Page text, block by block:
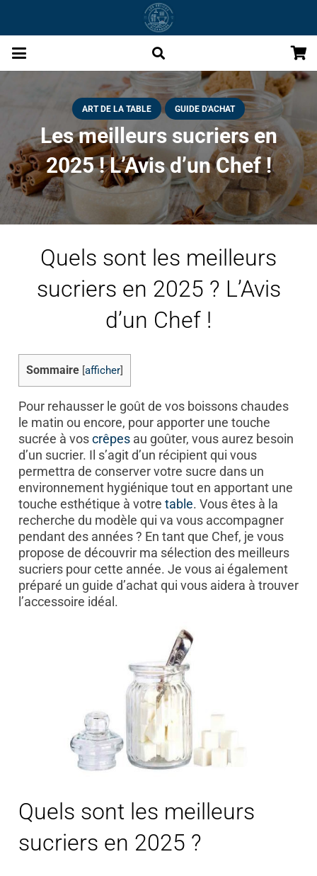
ART DE LA TABLE GUIDE D'ACHAT
Les meilleurs sucriers en
2025 ! L’Avis d’un Chef !
Quels sont les meilleurs
sucriers en 2025 ? L’Avis
d’un Chef !
Sommaire afficher]
Pour rehausser le goût de vos boissons chaudes
le matin ou encore, pour apporter une touche
sucrée à voscrêpesau goûter, vous aurez besoin
d’un sucrier. Il s’agit d’un récipient qui vous
permettra de conserver votre sucre dans un
environnement hygiénique tout en apportant une
touche esthétique à votre table. Vous êtes à la
recherche du modèle qui va vous accompagner
pendant des années ? En tant que Chef, je vous
propose de découvrir ma sélection des meilleurs
sucriers pour cette année. Je vous ai également
préparé un guide d’achat qui vous aidera à trouver
l’accessoire idéal.
Quels sont les meilleurs
sucriers en 2025 ?